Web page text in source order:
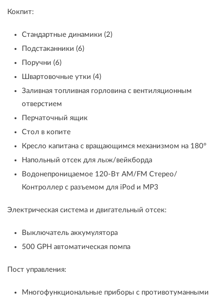
Кокпит:
Стандартные динамики (2)
Подстаканники (6)
Поручни (6)
Швартовочные утки (4)
Заливная топливная горловина с вентиляционным
отверстием
Перчаточный ящик
Стол в копите
Кресло капитана с вращающимся механизмом на 180°
Напольный отсек для лыж/вейкборда
Водонепроницаемое 120-Вт AM/FM Стерео/
Контроллер с разъемом для iPod и MP3
Электрическая система и двигательный отсек:
Выключатель аккумулятора
500 GPH автоматическая помпа
Пост управления:
Многофункциональные приборы с противотуманными